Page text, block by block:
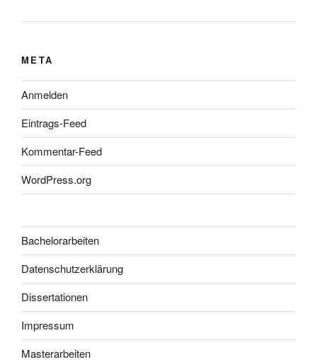
META
Anmelden
Eintrags-Feed
Kommentar-Feed
WordPress.org
Bachelorarbeiten
Datenschutzerklärung
Dissertationen
Impressum
Masterarbeiten